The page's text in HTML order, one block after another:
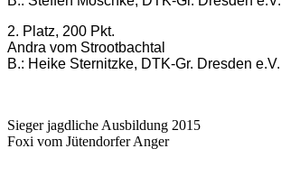
2. Platz, 200 Pkt.
Andra vom Strootbachtal
B.: Heike Sternitzke, DTK-Gr. Dresden e.V.
Sieger jagdliche Ausbildung 2015
Foxi vom Jütendorfer Anger